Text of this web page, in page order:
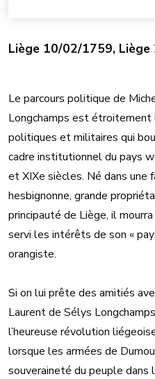
Liège 10/02/1759,
Le parcours politique de
Longchamps est
politiques et militaires qui
cadre institutionnel du pays
et XIXe siècles. Né dans une
hesbignonne, grande
principauté de Liège, il
servi les intérêts de son «
orangiste.
Si on lui prête des amitiés
Laurent de Sélys
l’heureuse révolution
lorsque les armées de
souveraineté du peuple